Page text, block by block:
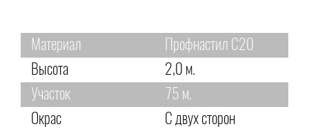
Материал
Профнастил С20
Высота
2,0 м.
Участок
75 м.
Окрас
С двух сторон